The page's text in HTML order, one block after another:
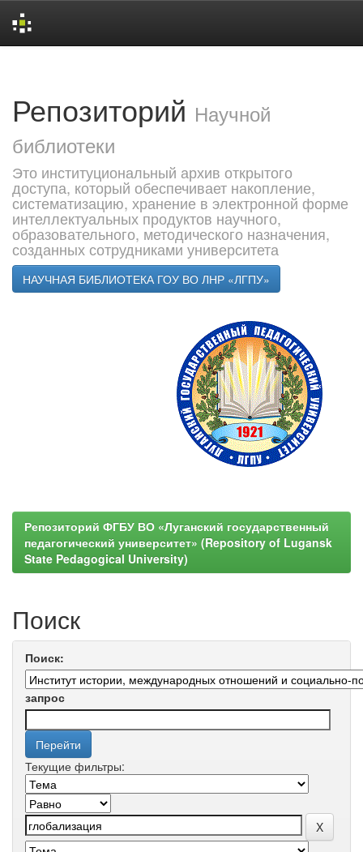
Репозиторий Научной
библиотеки
Это институциональный архив открытого
доступа, который обеспечивает накопление,
систематизацию, хранение в электронной форме
интеллектуальных продуктов научного,
образовательного, методического назначения,
созданных сотрудниками университета
НАУЧНАЯ БИБЛИОТЕКА ГОУ ВО ЛНР «ЛГПУ»
Репозиторий ФГБУ ВО «Луганский государственный
педагогический университет» (Repository of Lugansk
State Pedagogical University)
Поиск
Поиск:
запрос
Текущие фильтры: